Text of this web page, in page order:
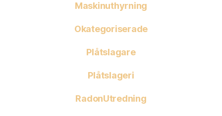
Maskinuthyrning
Okategoriserade
Plåtslagare
Plåtslageri
RadonUtredning